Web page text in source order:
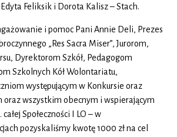
Feliksik i Dorota Kalisz – Stach.
i pomoc Pani Annie Deli, Prezes
„Res Sacra Miser”, Jurorom,
Dyrektorom Szkół, Pedagogom
Szkolnych Kół Wolontariatu,
występującym w Konkursie oraz
oraz wszystkim obecnym i wspierającym
Społeczności I LO – w
pozyskaliśmy kwotę 1000 zł na cel